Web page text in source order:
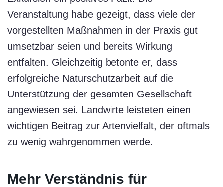
Veranstaltung habe gezeigt, dass viele der
vorgestellten Maßnahmen in der Praxis gut
umsetzbar seien und bereits Wirkung
entfalten. Gleichzeitig betonte er, dass
erfolgreiche Naturschutzarbeit auf die
Unterstützung der gesamten Gesellschaft
angewiesen sei. Landwirte leisteten einen
wichtigen Beitrag zur Artenvielfalt, der oftmals
zu wenig wahrgenommen werde.
Mehr Verständnis für